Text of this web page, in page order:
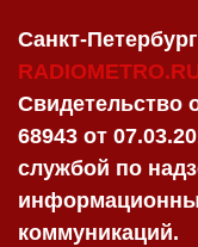
Санкт-
Свидетельство
68943 от
службой по
коммуникаций.